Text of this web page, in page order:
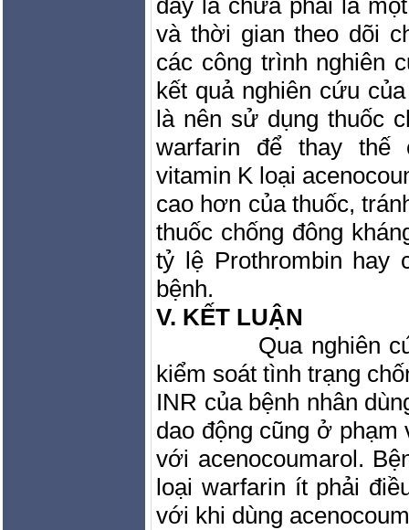
và thời gian theo dõi
các công trình nghiên
kết quả nghiên cứu
là nên sử dụng thuốc
warfarin để thay thế
vitamin K loại
cao hơn của thuốc,
thuốc chống đông
tỷ lệ Prothrombin hay
bệnh.
V. KẾT LUẬN
Qua nghiên
kiểm soát tình trạng
INR của bệnh nhân
dao động cũng ở
với acenocoumarol.
loại warfarin ít phải
với khi dùng